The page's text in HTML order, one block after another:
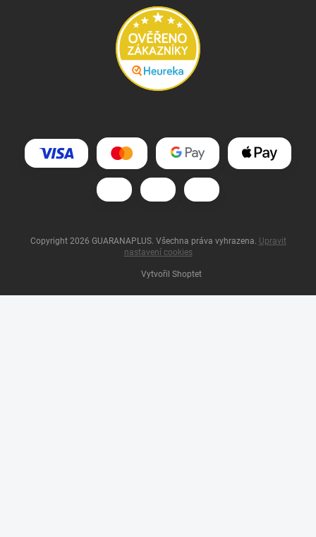
Vytvořil Shoptet
Copyright 2026 GUARANAPLUS. Všechna práva vyhrazena. Upravit
nastavení cookies